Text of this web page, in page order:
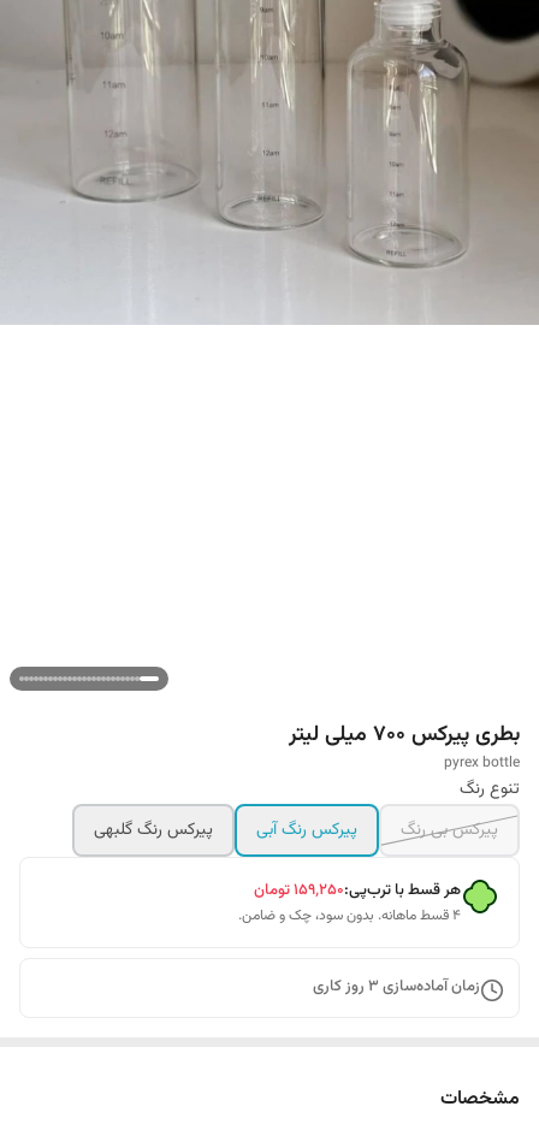
بطری پیرکس 700 میلی لیتر
pyrex bottle
تنوع رنگ
پیرکس بی رنگ
پیرکس رنگ آبی پیرکس رنگ گلبهی
هر قسط با ترب‌پی:۱۵۹٬۲۵۰تومان
۴ قسط ماهانه. بدون سود، چک و ضامن.
زمان آماده‌سازی 3 روز کاری
مشخصات